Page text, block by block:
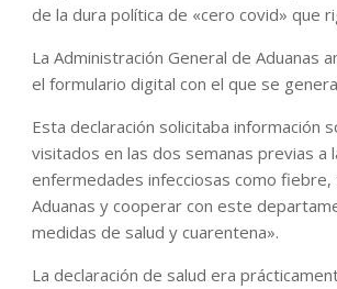
de la dura política de «cero covid» que
La Administración General de Aduanas
el formulario digital con el que se
Esta declaración solicitaba
visitados en las dos semanas previas a
enfermedades infecciosas como
Aduanas y cooperar con este
medidas de salud y cuarentena».
La declaración de salud era